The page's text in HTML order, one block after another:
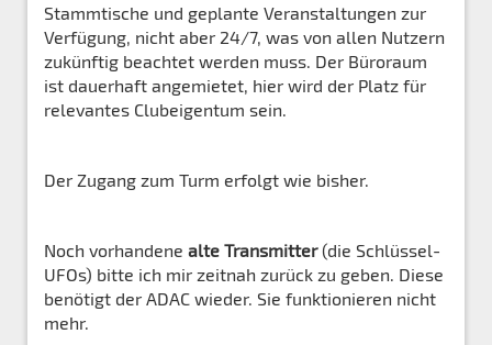
Stammtische und geplante Veranstaltungen zur
Verfügung, nicht aber 24/7, was von allen Nutzern
zukünftig beachtet werden muss. Der Büroraum
ist dauerhaft angemietet, hier wird der Platz für
relevantes Clubeigentum sein.
Der Zugang zum Turm erfolgt wie bisher.
Noch vorhandene alte Transmitter(die Schlüssel-
UFOs) bitte ich mir zeitnah zurück zu geben. Diese
benötigt der ADAC wieder. Sie funktionieren nicht
mehr.